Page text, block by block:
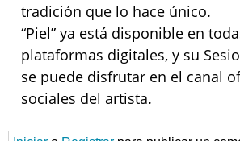
tradición que lo hace único.
“Piel” ya está disponible en
plataformas digitales, y su
se puede disfrutar en el canal
sociales del artista.